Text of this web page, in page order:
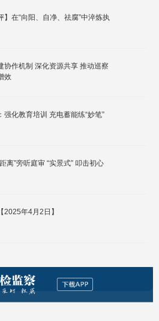
】在“向阳、自净、祛腐”中淬炼执
资源共享 推动巡察
效
强化教育培训 充电蓄能练“妙笔”
绩溪：“零距离”旁听庭审 “实景式” 叩击初心
2025年4月2日】